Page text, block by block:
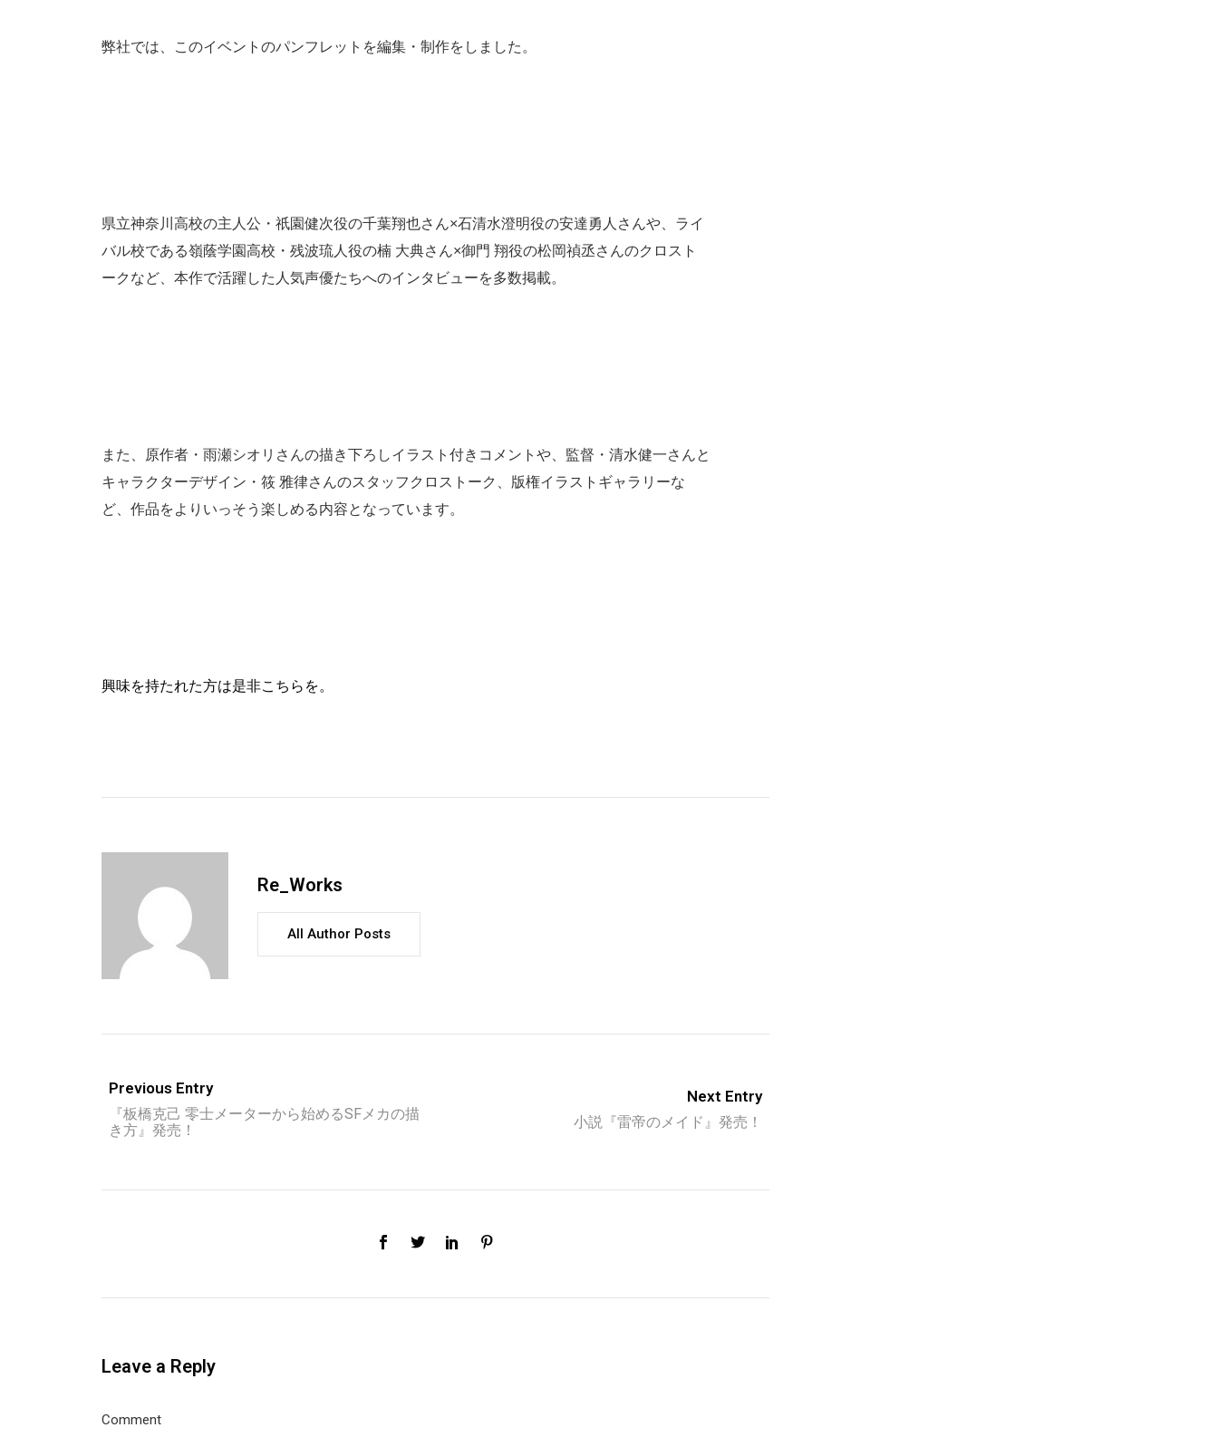
弊社では、このイベントのパンフレットを編集・制作をしました。
県立神奈川高校の主人公・祇園健次役の千葉翔也さん×石清水澄明役の安達勇人さんや、ライ
バル校である嶺蔭学園高校・残波琉人役の楠 大典さん×御門 翔役の松岡禎丞さんのクロスト
ークなど、本作で活躍した人気声優たちへのインタビューを多数掲載。
また、原作者・雨瀬シオリさんの描き下ろしイラスト付きコメントや、監督・清水健一さんと
キャラクターデザイン・筱 雅律さんのスタッフクロストーク、版権イラストギャラリーな
ど、作品をよりいっそう楽しめる内容となっています。
興味を持たれた方は是非こちらを。
Re_Works
All Author Posts
Previous Entry
『板橋克己 零士メーターから始めるSFメカの描
き方』発売！
Next Entry
小説『雷帝のメイド』発売！
Leave a Reply